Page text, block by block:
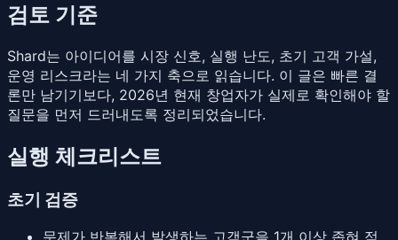
검토 기준
Shard는 아이디어를 시장 신호, 실행 난도, 초기 고객 가설,
운영 리스크라는 네 가지 축으로 읽습니다. 이 글은 빠른 결
론만 남기기보다, 2026년 현재 창업자가 실제로 확인해야 할
질문을 먼저 드러내도록 정리되었습니다.
실행 체크리스트
초기 검증